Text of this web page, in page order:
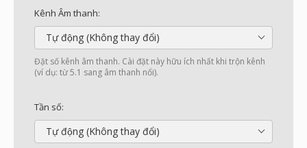
Kênh Âm thanh:
Tự động (Không thay đổi)
Đặt số kênh âm thanh. Cài đặt này hữu ích nhất khi trộn kênh
(ví dụ: từ 5.1 sang âm thanh nổi).
Tần số:
Tự động (Không thay đổi)